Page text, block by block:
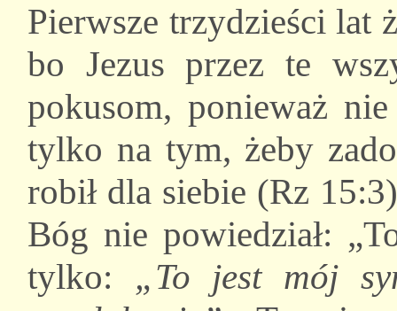
Pierwsze trzydzieści lat
bo Jezus przez te
pokusom, ponieważ
tylko na tym, żeby
robił dla siebie (Rz
Bóg nie powiedział:
tylko: „To jest mój